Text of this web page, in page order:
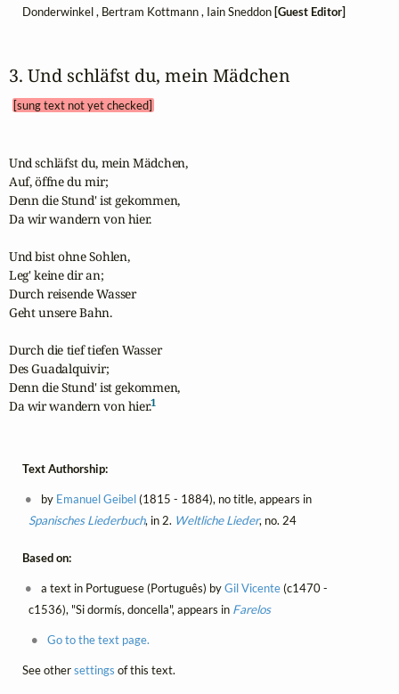
Donderwinkel , Bertram Kottmann , Iain Sneddon [Guest Editor]
3. Und schläfst du, mein Mädchen
[sung text not yet checked]
Und schläfst du, mein Mädchen,
Auf, öffne du mir;
Denn die Stund' ist gekommen,
Da wir wandern von hier.
Und bist ohne Sohlen,
Leg' keine dir an;
Durch reisende Wasser
Geht unsere Bahn.
Durch die tief tiefen Wasser
Des Guadalquivir;
Denn die Stund' ist gekommen,
Da wir wandern von hier.1
Text Authorship:
by Emanuel Geibel(1815 - 1884), no title, appears in
Spanisches Liederbuch, in 2. Weltliche Lieder, no. 24
Based on:
a text in Portuguese (Português) byGil Vicente(c1470 -
c1536), "Si dormís, doncella", appears in Farelos
Go to the text page.
See othersettings of this text.